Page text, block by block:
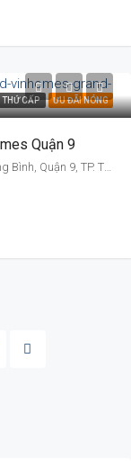
THỨ CẤP ƯU ĐÃI NÓNG
Quận 9